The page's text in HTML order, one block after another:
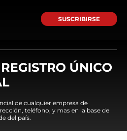
SUSCRIBIRSE
ÚNICO
de cualquier empresa de
teléfono, y mas en la base de
del país.